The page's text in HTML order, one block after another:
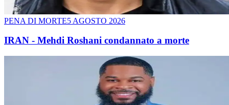
PENA DI MORTE5 AGOSTO 2026
IRAN - Mehdi Roshani condannato a morte